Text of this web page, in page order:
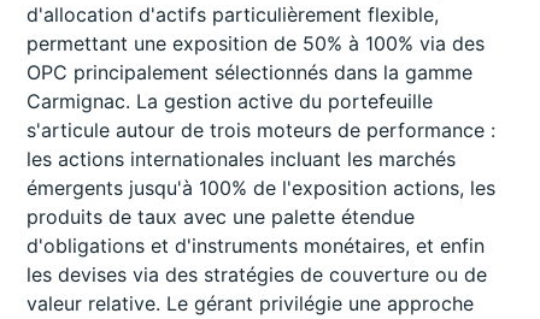
d'allocation d'actifs particulièrement flexible,
permettant une exposition de 50% à 100% via des
OPC principalement sélectionnés dans la gamme
Carmignac. La gestion active du portefeuille
s'articule autour de trois moteurs de performance :
les actions internationales incluant les marchés
émergents jusqu'à 100% de l'exposition actions, les
produits de taux avec une palette étendue
d'obligations et d'instruments monétaires, et enfin
les devises via des stratégies de couverture ou de
valeur relative. Le gérant privilégie une approche